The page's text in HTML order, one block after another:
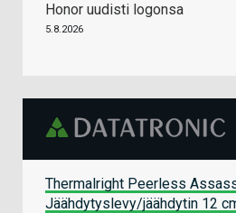
Honor uudisti logonsa
5.8.2026
Thermalright Peerless
Jäähdytyslevy/jäähdytin 12